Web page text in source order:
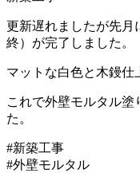
更新遅れましたが先月
終）が完了しました。
マットな白色と木鏝仕
これで外壁モルタル塗
た。
#新築工事
#外壁モルタル